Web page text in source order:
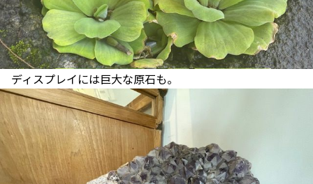
ディスプレイには巨大な原石も。